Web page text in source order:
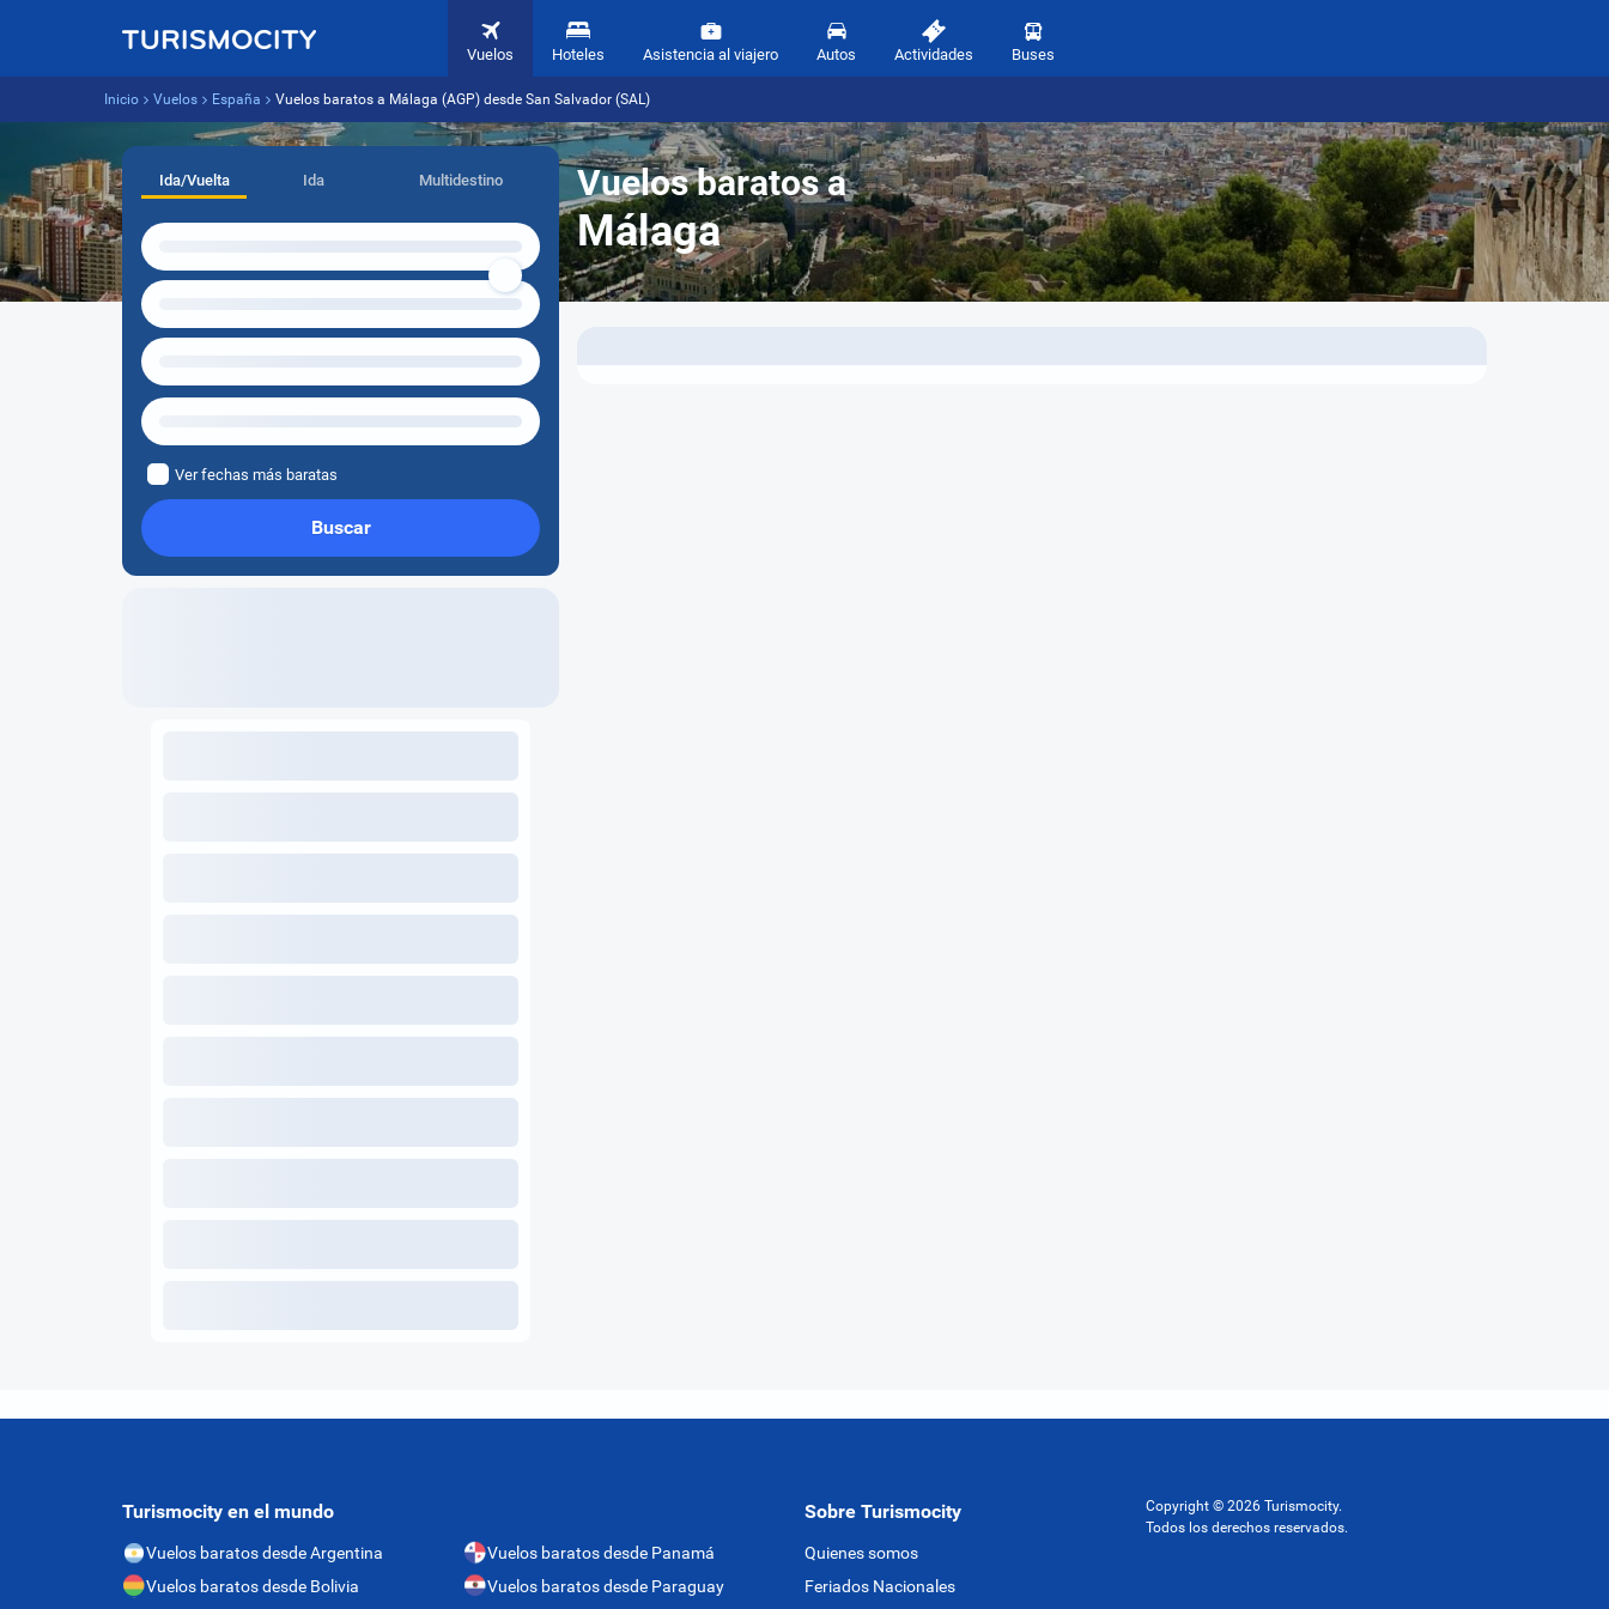
Vuelos Hoteles Asistencia al viajero Autos Actividades Buses
Inicio Vuelos España Vuelos baratos a Málaga (AGP) desde San Salvador (SAL)
Vuelos baratos a
Málaga
Ida/Vuelta Ida Multidestino
Ver fechas más baratas
Buscar
Turismocity en el mundo
Vuelos baratos desde Argentina
Vuelos baratos desde Bolivia
Vuelos baratos desde Panamá
Vuelos baratos desde Paraguay
Sobre Turismocity
Quienes somos
Feriados Nacionales
Copyright © 2026 Turismocity.
Todos los derechos reservados.